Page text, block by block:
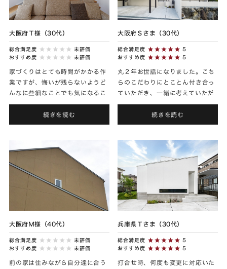
大阪府Ｔ様（30代）
総合満足度
未評価
おすすめ度
未評価
家づくりはとても時間がかかる作
業ですが、悔いが残らないようど
んなに些細なことでも気になるこ
とがあれば、都度担当の方に相談
することをおすすめします。素敵
なお家が出来上がりますよう
続きを読む
大阪府Ｓさま（30代）
総合満足度
5
おすすめ度
5
丸２年お世話になりました。こち
らのこだわりにとことん付き合っ
ていただき、一緒に考えていただ
き感謝しています。楽しかったで
続きを読む
大阪府Ｍ様（40代）
総合満足度
未評価
おすすめ度
未評価
前の家は住みながら自分達に合う
兵庫県Ｔさま（30代）
総合満足度
5
おすすめ度
5
打合せ時、何度も変更に対応いた